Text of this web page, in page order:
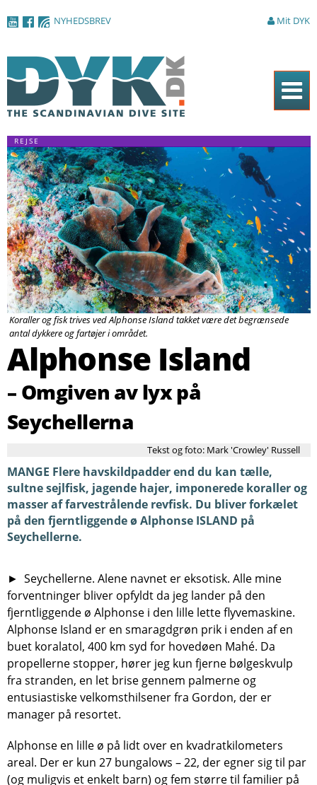
NYHEDSBREV Mit DYK
Magasinet
Nyheder
Artikler
DYK Guiden
Shop
Om DYK
Søg
REJSE
Koraller og fisk trives ved Alphonse Island takket være det begrænsede
antal dykkere og fartøjer i området.
Alphonse Island
– Omgiven av lyx på
Seychellerna
Tekst og foto: Mark 'Crowley' Russell
MANGE Flere havskildpadder end du kan tælle,
sultne sejlfisk, jagende hajer, imponerede koraller og
masser af farvestrålende revfisk. Du bliver forkælet
på den fjerntliggende ø Alphonse ISLAND på
Seychellerne.
► Seychellerne. Alene navnet er eksotisk. Alle mine
forventninger bliver opfyldt da jeg lander på den
fjerntliggende ø Alphonse i den lille lette flyvemaskine.
Alphonse Island er en smaragdgrøn prik i enden af en
buet koralatol, 400 km syd for hovedøen Mahé. Da
propellerne stopper, hører jeg kun fjerne bølgeskvulp
fra stranden, en let brise gennem palmerne og
entusiastiske velkomsthilsener fra Gordon, der er
manager på resortet.
Alphonse en lille ø på lidt over en kvadratkilometers
areal. Der er kun 27 bungalows – 22, der egner sig til par
(og muligvis et enkelt barn) og fem større til familier på